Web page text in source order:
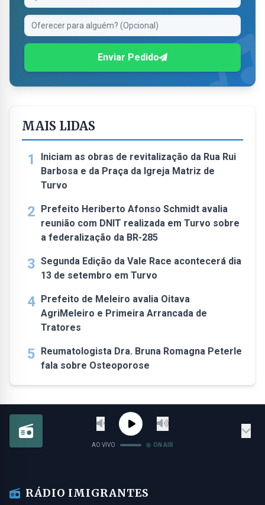
Enviar Pedido
MAIS LIDAS
1
Iniciam as obras de revitalização da Rua Rui
Barbosa e da Praça da Igreja Matriz de
Turvo
2 Prefeito Heriberto Afonso Schmidt avalia
reunião com DNIT realizada em Turvo sobre
a federalização da BR-285
3 Segunda Edição da Vale Race acontecerá dia
13 de setembro em Turvo
4 Prefeito de Meleiro avalia Oitava
AgriMeleiro e Primeira Arrancada de
Tratores
5 Reumatologista Dra. Bruna Romagna Peterle
fala sobre Osteoporose
AO VIVO ON AIR
RÁDIO IMIGRANTES